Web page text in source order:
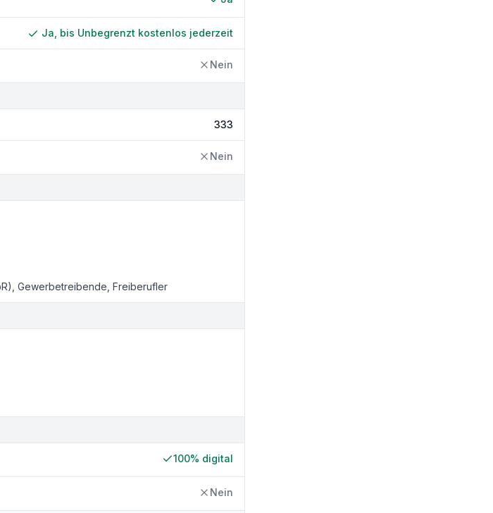
Ja, bis Unbegrenzt kostenlos jederzeit
Nein
333
Nein
Gewerbetreibende, Freiberufler
100% digital
Nein